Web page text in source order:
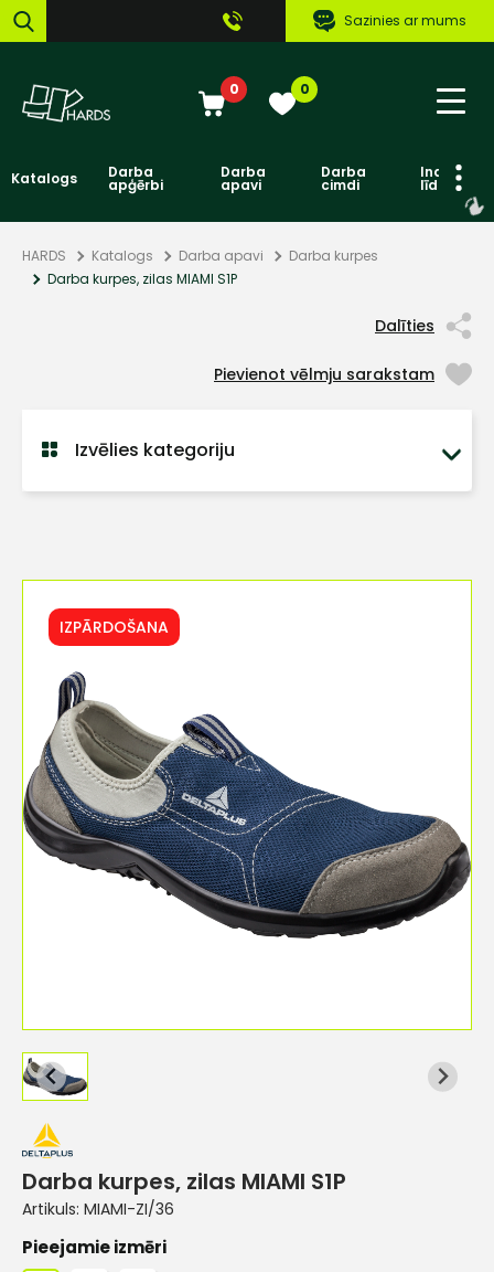
Sazinies ar mums
0 0
Katalogs Darba
apģērbi
Darba
apavi
Darba
cimdi līdzekļi
HARDS Katalogs Darba apavi
Darba kurpes
Darba kurpes, zilas MIAMI S1P
Dalīties
Pievienot vēlmju sarakstam
Izvēlies kategoriju
IZPĀRDOŠANA
Darba kurpes, zilas MIAMI S1P
Artikuls: MIAMI-ZI/36
Pieejamie izmēri